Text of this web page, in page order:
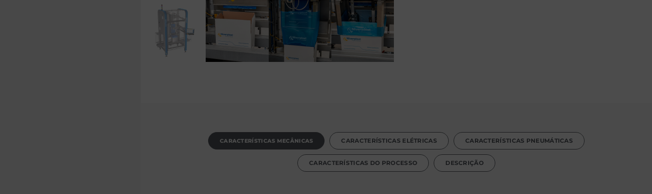
CARACTERÍSTICAS MECÂNICAS CARACTERÍSTICAS ELÉTRICAS CARACTERÍSTICAS PNEUMÁTICAS
CARACTERÍSTICAS DO PROCESSO DESCRIÇÃO